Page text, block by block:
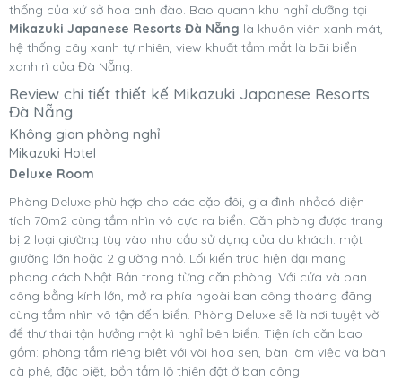
thống của xứ sở hoa anh đào. Bao quanh khu nghỉ dưỡng tại
Mikazuki Japanese Resorts Đà Nẵng là khuôn viên xanh mát,
hệ thống cây xanh tự nhiên, view khuất tầm mắt là bãi biển
xanh rì của Đà Nẵng.
Review chi tiết thiết kế Mikazuki Japanese Resorts
Đà Nẵng
Không gian phòng nghỉ
Mikazuki Hotel
Deluxe Room
Phòng Deluxe phù hợp cho các cặp đôi, gia đình nhỏcó diện
tích 70m2 cùng tầm nhìn vô cực ra biển. Căn phòng được trang
bị 2 loại giường tùy vào nhu cầu sử dụng của du khách: một
giường lớn hoặc 2 giường nhỏ. Lối kiến trúc hiện đại mang
phong cách Nhật Bản trong từng căn phòng. Với cửa và ban
công bằng kính lớn, mở ra phía ngoài ban công thoáng đãng
cùng tầm nhìn vô tận đến biển. Phòng Deluxe sẽ là nơi tuyệt vời
để thư thái tận hưởng một kì nghỉ bên biển. Tiện ích căn bao
gồm: phòng tắm riêng biệt với vòi hoa sen, bàn làm việc và bàn
cà phê, đặc biệt, bồn tắm lộ thiên đặt ở ban công.